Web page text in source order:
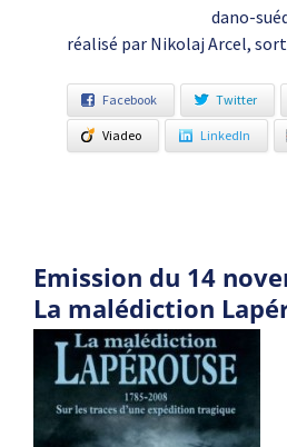
dano-
réalisé par Nikolaj Arcel,
Facebook Twitter
Viadeo LinkedIn
Emission du 14
La malédiction